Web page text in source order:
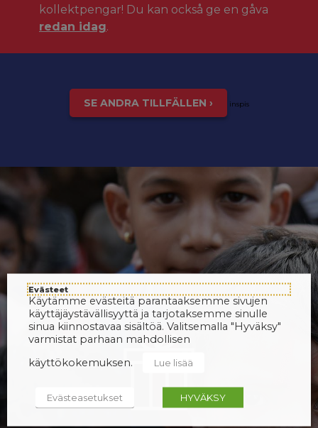
kollektpengar! Du kan också ge en gåva
redan idag.
SE ANDRA TILLFÄLLEN › inspis
Evästeet
Käytämme evästeitä parantaaksemme sivujen
käyttäjäystävällisyyttä ja tarjotaksemme sinulle
sinua kiinnostavaa sisältöä. Valitsemalla "Hyväksy"
varmistat parhaan mahdollisen
käyttökokemuksen.
Lue lisää
Evästeasetukset HYVÄKSY